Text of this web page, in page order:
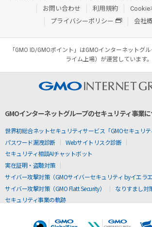
お問い合わせ
利用規約
Cookie
プライバシーポリシー
会社
「GMO ID/GMOポイント」はGMOインターネットグ
ライム上場）が運営しています。
GMOインターネットグループのセキュリティ事業
世界初総合ネットセキュリティサービス「GMOセキュリテ
パスワード漏洩診断
Webサイトリスク診断
セキュリティ相談AIチャットボット
実在証明・盗聴対策
サイバー攻撃対策（GMOサイバーセキュリティ byイエラエ
サイバー攻撃対策（GMO Flatt Security）
なりすまし対
セキュリティ事業の軌跡